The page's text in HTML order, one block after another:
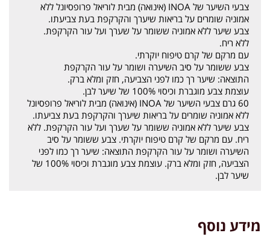
צבעי השיער של INOA (אינואה) מבית לוריאל פרופסיונל ללא
אמוניה שומרים על בריאות שיערך והקרקפת בעת צביעתו.
צבע שיער ללא אמוניה ששומר על שערך ועל עור הקרקפת.
ללא ריח.
עם מרקם של קרם טיפוח יוקרתי.
צבע ששומר על סיב השיערה ושומר על עור הקרקפת
התוצאה: שיער רך כמו לפני הצביעה, חזק ומלא ברק.
עוצמת צבע מוגברת וכיסוי 100% של שיער לבן.
60 גרם צבעי השיער של INOA (אינואה) מבית לוריאל פרופסיונל
ללא אמוניה שומרים על בריאות שיערך והקרקפת בעת צביעתו.
צבע שיער ללא אמוניה ששומר על שערך ועל עור הקרקפת. ללא
ריח. עם מרקם של קרם טיפוח יוקרתי. צבע ששומר על סיב
השיערה ושומר על עור הקרקפת התוצאה: שיער רך כמו לפני
הצביעה, חזק ומלא ברק. עוצמת צבע מוגברת וכיסוי 100% של
שיער לבן.
מידע נוסף